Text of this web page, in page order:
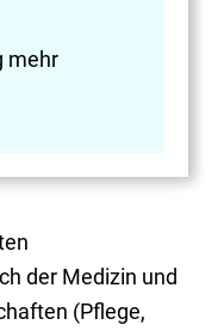
mehr
der Medizin und
(Pflege,